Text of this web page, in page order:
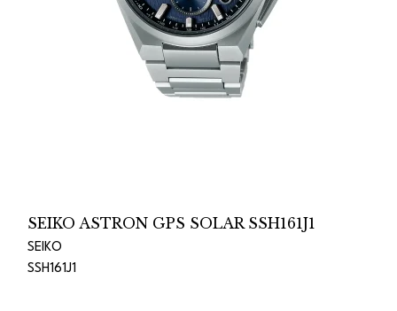
SEIKO ASTRON GPS SOLAR SSH161J1
SEIKO
SSH161J1